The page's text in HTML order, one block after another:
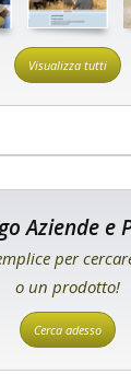
Visualizza tutti
Aziende e
per
o un prodotto!
Cerca adesso